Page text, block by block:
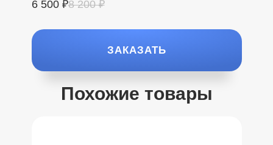
6 500 ₽8 200 ₽
ЗАКАЗАТЬ
Похожие товары